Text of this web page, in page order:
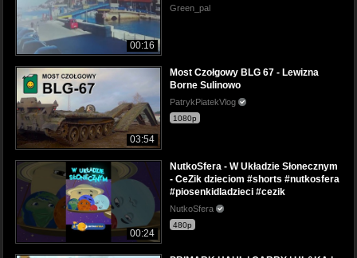
00:16
Green_pal
03:54
Most Czołgowy BLG 67 - Lewizna
Borne Sulinowo
PatrykPiatekVlog
1080p
00:24
NutkoSfera - W Układzie Słonecznym
- CeZik dzieciom #shorts #nutkosfera
#piosenkidladzieci #cezik
NutkoSfera
480p